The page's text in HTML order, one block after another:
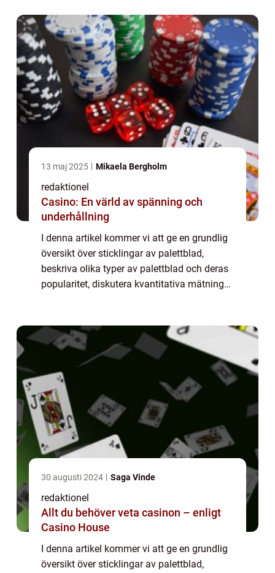
13 maj 2025 Mikaela Bergholm
redaktionel
Casino: En värld av spänning och
underhållning
I denna artikel kommer vi att ge en grundlig
översikt över sticklingar av palettblad,
beskriva olika typer av palettblad och deras
popularitet, diskutera kvantitativa mätningar
30 augusti 2024 Saga Vinde
redaktionel
Allt du behöver veta casinon – enligt
Casino House
I denna artikel kommer vi att ge en grundlig
översikt över sticklingar av palettblad,